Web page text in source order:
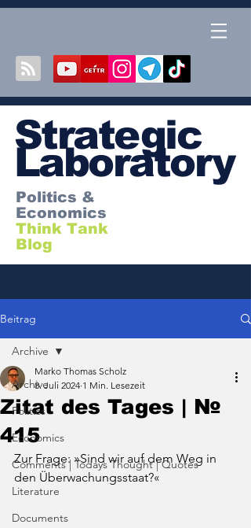
Strategic
Laboratory
Politics &
Economics
Think Tank
Blog
Beitrag
Archive
Politics
Economics
Comments | Todays Thought | Quotes
Literature
Documents
Archive
Zitat des Tages | №
415
Marko Thomas Scholz
8. Juli 2024 1 Min. Lesezeit
Zur Frage: »Sind wir auf dem Weg in
den Überwachungsstaat?«